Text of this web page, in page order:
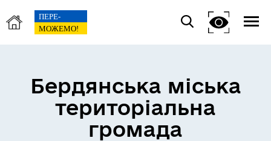
Бердянська міська
територіальна
громада